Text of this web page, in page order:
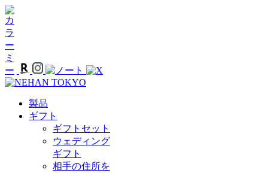
製品
ギフト
ギフトセット
ウェディング
ギフト
相手の住所を